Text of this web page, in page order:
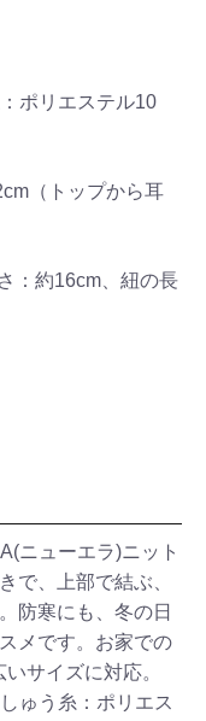
ポリエステル10
（トップから耳
：約16cm、紐の長
ニューエラ)ニット
で、上部で結ぶ、
防寒にも、冬の日
メです。お家での
サイズに対応。
ゅう糸：ポリエス